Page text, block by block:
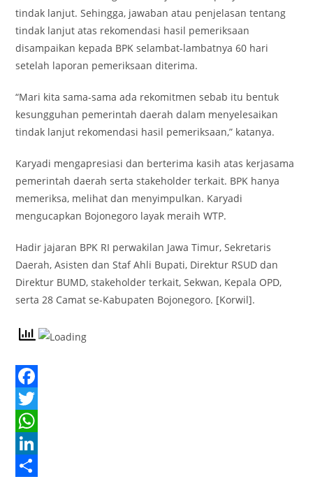
tindak lanjut. Sehingga, jawaban atau penjelasan tentang
tindak lanjut atas rekomendasi hasil pemeriksaan
disampaikan kepada BPK selambat-lambatnya 60 hari
setelah laporan pemeriksaan diterima.
“Mari kita sama-sama ada rekomitmen sebab itu bentuk
kesungguhan pemerintah daerah dalam menyelesaikan
tindak lanjut rekomendasi hasil pemeriksaan,” katanya.
Karyadi mengapresiasi dan berterima kasih atas kerjasama
pemerintah daerah serta stakeholder terkait. BPK hanya
memeriksa, melihat dan menyimpulkan. Karyadi
mengucapkan Bojonegoro layak meraih WTP.
Hadir jajaran BPK RI perwakilan Jawa Timur, Sekretaris
Daerah, Asisten dan Staf Ahli Bupati, Direktur RSUD dan
Direktur BUMD, stakeholder terkait, Sekwan, Kepala OPD,
serta 28 Camat se-Kabupaten Bojonegoro. [Korwil].
F
a
c
e
T
w
W
h
L